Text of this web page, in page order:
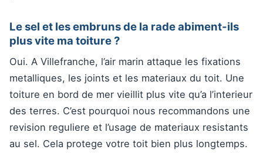
Le sel et les embruns de la rade abiment-ils
plus vite ma toiture ?
Oui. A Villefranche, l’air marin attaque les fixations
metalliques, les joints et les materiaux du toit. Une
toiture en bord de mer vieillit plus vite qu’a l’interieur
des terres. C’est pourquoi nous recommandons une
revision reguliere et l’usage de materiaux resistants
au sel. Cela protege votre toit bien plus longtemps.